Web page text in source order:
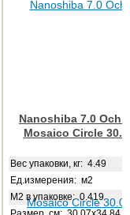
Nanoshiba 7.0
Mosaico Circle
Веc упаковки, кг: 4.49
Ед.измерения: м2
М2 в упаковке: 0.419